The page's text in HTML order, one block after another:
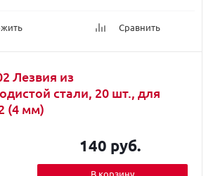
Сравнить
Лезвия из
стали, 20 шт., для
(4 мм)
140 руб.
В корзину